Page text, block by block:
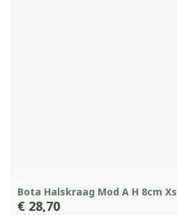
Bota Halskraag Mod A H 8cm Xs
€ 28,70